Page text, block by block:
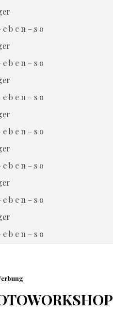
e b e n – s o
e b e n – s o
e b e n – s o
e b e n – s o
e b e n – s o
e b e n – s o
e b e n – s o
WORKSHOP